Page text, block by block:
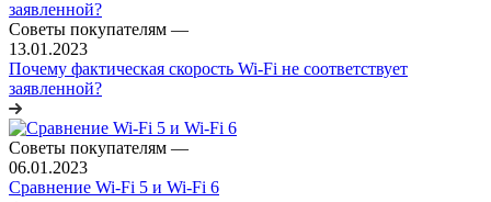
Советы покупателям —
13.01.2023
Почему фактическая скорость Wi-Fi не соответствует
заявленной?
Советы покупателям —
06.01.2023
Сравнение Wi-Fi 5 и Wi-Fi 6